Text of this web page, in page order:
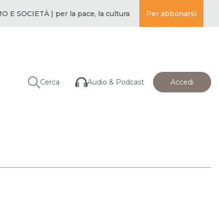
E SOCIETÀ | per la pace, la cultura e l’educazione ·
Per abbonarsi
Cerca Audio & Podcast Accedi